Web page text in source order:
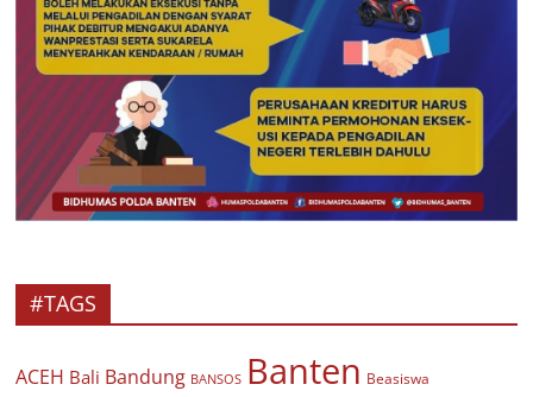
#TAGS
ACEH Bali Bandung BANSOS Banten Beasiswa